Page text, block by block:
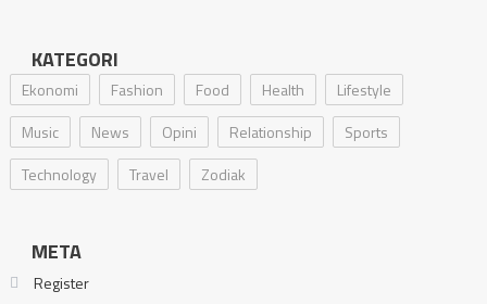
KATEGORI
Ekonomi Fashion Food Health
Lifestyle
Music
News Opini Relationship
Sports
Technology
Travel Zodiak
META
Register